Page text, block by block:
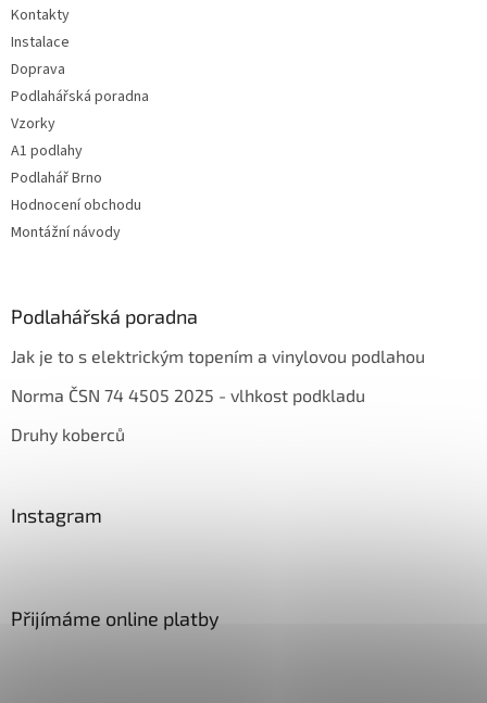
Kontakty
Instalace
Doprava
Podlahářská poradna
Vzorky
A1 podlahy
Podlahář Brno
Hodnocení obchodu
Montážní návody
Podlahářská poradna
Jak je to s elektrickým topením a vinylovou podlahou
Norma ČSN 74 4505 2025 - vlhkost podkladu
Druhy koberců
Instagram
Přijímáme online platby